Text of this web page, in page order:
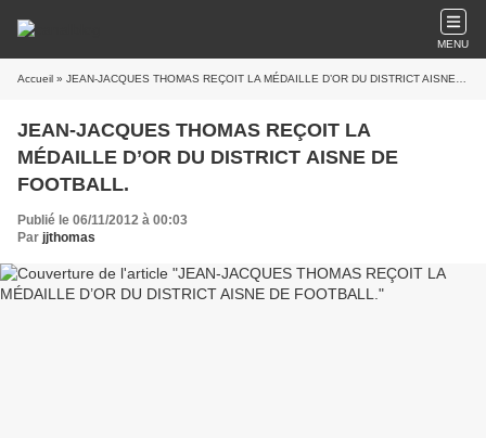
MENU
Accueil » JEAN-JACQUES THOMAS REÇOIT LA MÉDAILLE D’OR DU DISTRICT AISNE DE FOOTBALL.
JEAN-JACQUES THOMAS REÇOIT LA
MÉDAILLE D’OR DU DISTRICT AISNE DE
FOOTBALL.
Publié le 06/11/2012 à 00:03
Par jjthomas